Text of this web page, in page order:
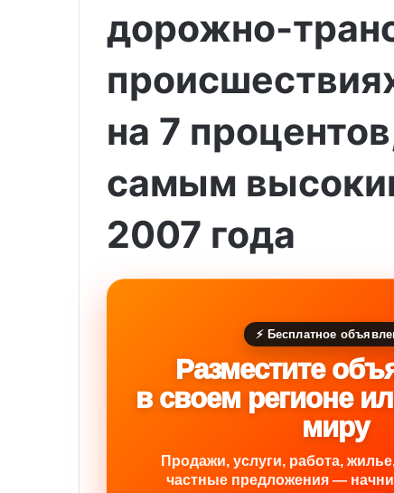
дорожно-
на 7
самым
2007 года
⚡ Бесплатное
Разместите
в своем регионе
миру
Продажи, услуги, работа,
частные предложения —